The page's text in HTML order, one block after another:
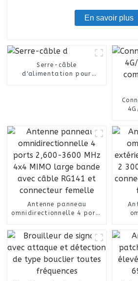
En savoir plus
Serre-câble
d'alimentation pour
Antenne panneau
omnidirectionnelle 4 ports
RG141 et connecteur
femelle